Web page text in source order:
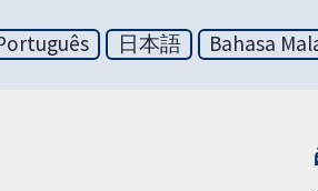
日本語 Bahasa